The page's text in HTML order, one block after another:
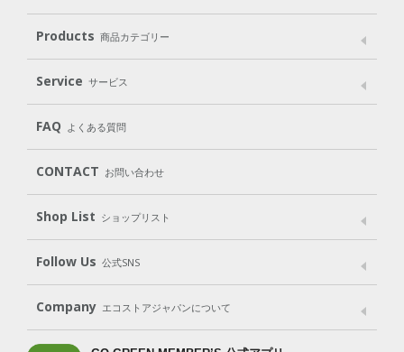
メッセージ ブランドストーリー
パッケージへのこだわり
動物実験をしない
Products 商品カテゴリー
Laundry
Cleaning Baby Kids
Body（ボディ） Hair（ヘア） Oral care（オーラルケア）
Goods （グッズ）
Gift set
Service サービス
User Guide
Subscription（定期便）
FAQ よくある質問
CONTACT お問い合わせ
Shop List ショップリスト
Shop List
Follow Us 公式SNS
LINE＠ Instagram Facebook
Company エコストアジャパンについて
会社案内 ご利用規約 プライバシーポリシー